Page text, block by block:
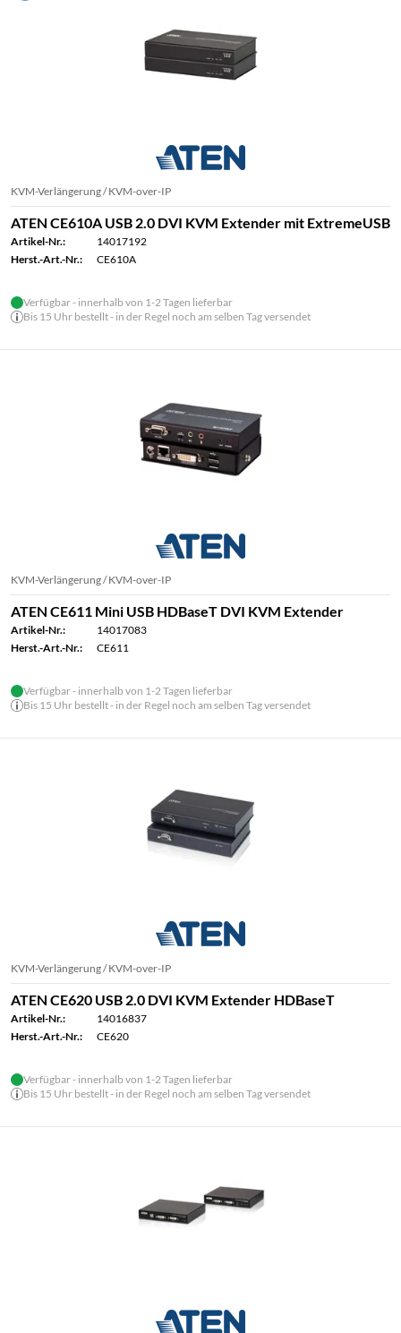
KVM-Verlängerung / KVM-over-IP
ATEN CE610A USB 2.0 DVI KVM Extender mit ExtremeUSB
Artikel-Nr.:
14017192
Herst.-Art.-Nr.:
CE610A
Verfügbar - innerhalb von 1-2 Tagen lieferbar
Bis 15 Uhr bestellt - in der Regel noch am selben Tag versendet
KVM-Verlängerung / KVM-over-IP
ATEN CE611 Mini USB HDBaseT DVI KVM Extender
Artikel-Nr.:
14017083
Herst.-Art.-Nr.:
CE611
Verfügbar - innerhalb von 1-2 Tagen lieferbar
Bis 15 Uhr bestellt - in der Regel noch am selben Tag versendet
KVM-Verlängerung / KVM-over-IP
ATEN CE620 USB 2.0 DVI KVM Extender HDBaseT
Artikel-Nr.:
14016837
Herst.-Art.-Nr.:
CE620
Verfügbar - innerhalb von 1-2 Tagen lieferbar
Bis 15 Uhr bestellt - in der Regel noch am selben Tag versendet